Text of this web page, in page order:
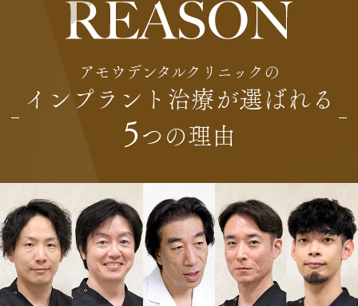
アモウデンタルクリニックの
インプラント治療が選ばれる
5 つの理由